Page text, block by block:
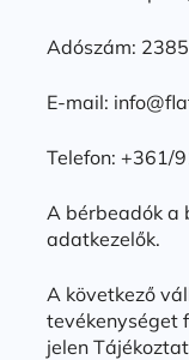
Adószám:
E-mail:
Telefon: +361/
A bérbeadók a
adatkezelők.
A következő
tevékenységet
jelen